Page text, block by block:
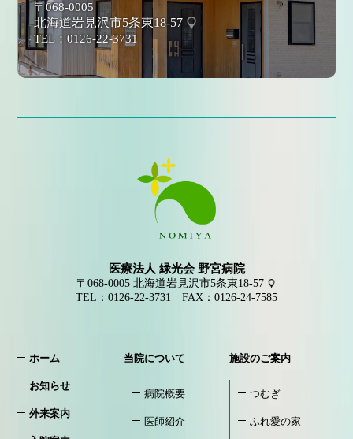
〒068-0005
北海道岩見沢市5条東18-57
TEL： 0126-22-3731
医療法人 緑光会 野宮病院
〒068-0005 北海道岩見沢市5条東18-57
TEL： 0126-22-3731 FAX：0126-24-7585
ホーム
お知らせ
外来案内
当院について
病院概要
医師紹介
施設のご案内
つむぎ
ふれ愛の家